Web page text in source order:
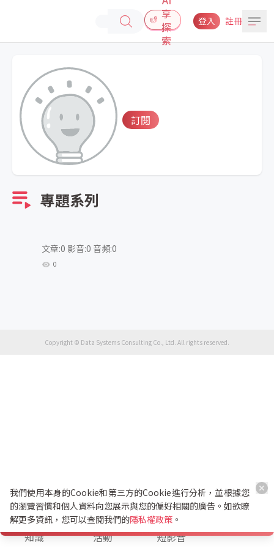
享
探
索
登入 註冊
訂閱
專題系列
文章:0 影音:0 音頻:0
0
Copyright © Data Systems Consulting Co., Ltd. All rights reserved.
知識 活動 短影音
K幣兌換
我們使用本身的Cookie和第三方的Cookie進行分析，並根據您
的瀏覽習慣和個人資料向您展示與您的偏好相關的廣告。如欲瞭
解更多資訊，您可以查閱我們的隱私權政策 。